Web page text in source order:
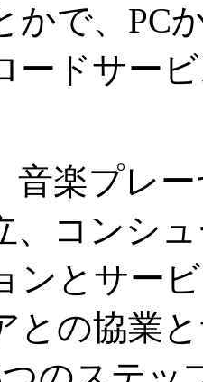
かで、PC
ードサー
音楽プレ
、コンシ
ンとサー
との協業